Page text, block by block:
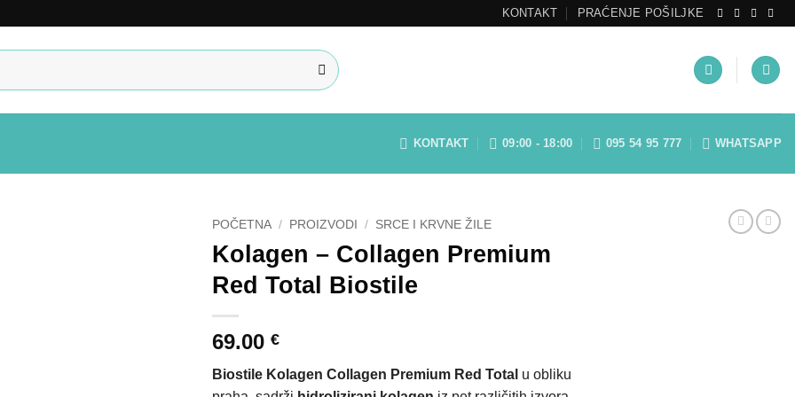
KONTAKT PRAĆENJE POŠILJKE
KONTAKT 09:00 - 18:00 095 54 95 777 WHATSAPP
POČETNA / PROIZVODI / SRCE I KRVNE ŽILE
Kolagen – Collagen Premium
Red Total Biostile
69.00 €
Biostile Kolagen Collagen Premium Red Total u obliku